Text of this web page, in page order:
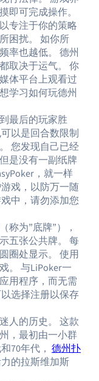
即可完成操作。
专注于你的策略
困扰。 如你所
率也越低。 德州
取决于运气。 你
体平台上观看过
学习如何玩德州
最后的玩家胜
以是回合数限制
您发现自己已经
是没有一副纸牌
，就一样
戏，以防万一随
中，请勿添加您
称为”底牌”），
五张公共牌。 每
圈处显示。 使用
。 与LiPoker一
用程序，而无需
选择注册以保存
人的历史。 这款
，最初由一小群
70年代， 德州扑
的拉斯维加斯